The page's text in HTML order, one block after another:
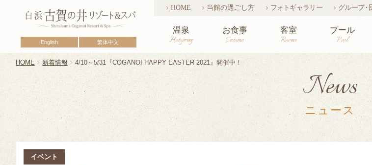
English 繁体中文
HOME 当館の過ごし方 フォトギャラリー グループ・
温泉
Hotspring
お食事
Cuisine
客室
Rooms
プール
Pool
HOME 新着情報 4/10～5/31『COGANOI HAPPY EASTER 2021』開催中！
News
ニュース
イベント